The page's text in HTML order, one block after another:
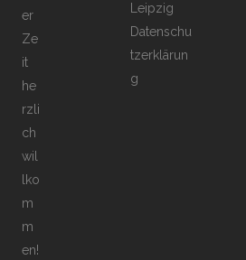
er
Ze
it
he
rzli
ch
wil
lko
m
m
en!
Leipzig
Datenschu
tzerklärun
g